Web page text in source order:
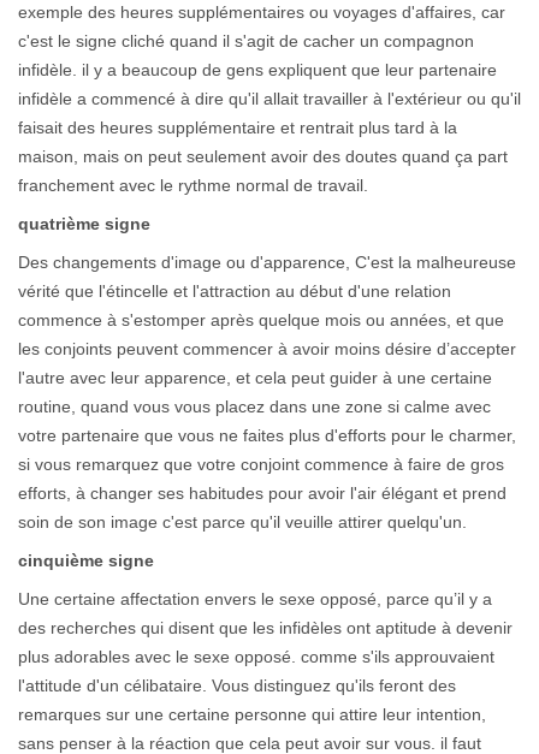
exemple des heures supplémentaires ou voyages d'affaires, car
c'est le signe cliché quand il s'agit de cacher un compagnon
infidèle. il y a beaucoup de gens expliquent que leur partenaire
infidèle a commencé à dire qu'il allait travailler à l'extérieur ou qu'il
faisait des heures supplémentaire et rentrait plus tard à la
maison, mais on peut seulement avoir des doutes quand ça part
franchement avec le rythme normal de travail.
quatrième signe
Des changements d'image ou d'apparence, C'est la malheureuse
vérité que l'étincelle et l'attraction au début d'une relation
commence à s'estomper après quelque mois ou années, et que
les conjoints peuvent commencer à avoir moins désire d’accepter
l'autre avec leur apparence, et cela peut guider à une certaine
routine, quand vous vous placez dans une zone si calme avec
votre partenaire que vous ne faites plus d'efforts pour le charmer,
si vous remarquez que votre conjoint commence à faire de gros
efforts, à changer ses habitudes pour avoir l'air élégant et prend
soin de son image c'est parce qu'il veuille attirer quelqu'un.
cinquième signe
Une certaine affectation envers le sexe opposé, parce qu’il y a
des recherches qui disent que les infidèles ont aptitude à devenir
plus adorables avec le sexe opposé. comme s'ils approuvaient
l'attitude d'un célibataire. Vous distinguez qu'ils feront des
remarques sur une certaine personne qui attire leur intention,
sans penser à la réaction que cela peut avoir sur vous. il faut